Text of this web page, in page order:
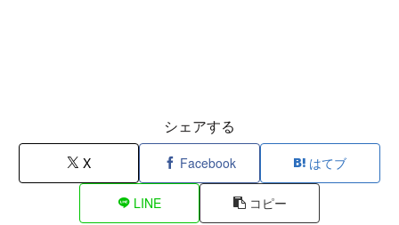
シェアする
X Facebook はてブ
LINE コピー